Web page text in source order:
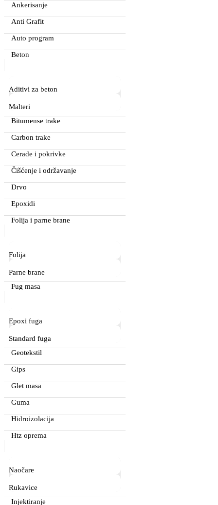
Ankerisanje
Anti Grafit
Auto program
Beton
Aditivi za beton
Malteri
Bitumense trake
Carbon trake
Cerade i pokrivke
Čišćenje i održavanje
Drvo
Epoxidi
Folija i parne brane
Folija
Parne brane
Fug masa
Epoxi fuga
Standard fuga
Geotekstil
Gips
Glet masa
Guma
Hidroizolacija
Htz oprema
Naočare
Rukavice
Injektiranje